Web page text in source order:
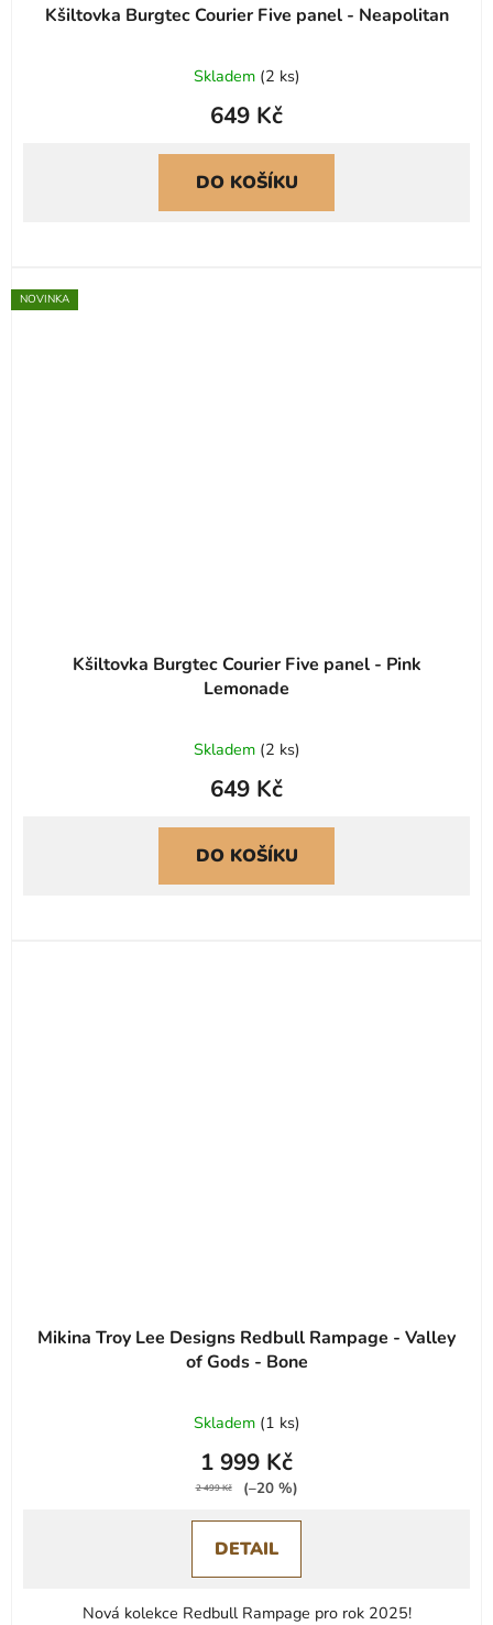
Kšiltovka Burgtec Courier Five panel - Neapolitan
Skladem (2 ks)
649 Kč
DO KOŠÍKU
NOVINKA
Kšiltovka Burgtec Courier Five panel - Pink
Lemonade
Skladem (2 ks)
649 Kč
DO KOŠÍKU
Mikina Troy Lee Designs Redbull Rampage - Valley
of Gods - Bone
Skladem (1 ks)
1 999 Kč
2 499 Kč (–20 %)
DETAIL
Nová kolekce Redbull Rampage pro rok 2025!